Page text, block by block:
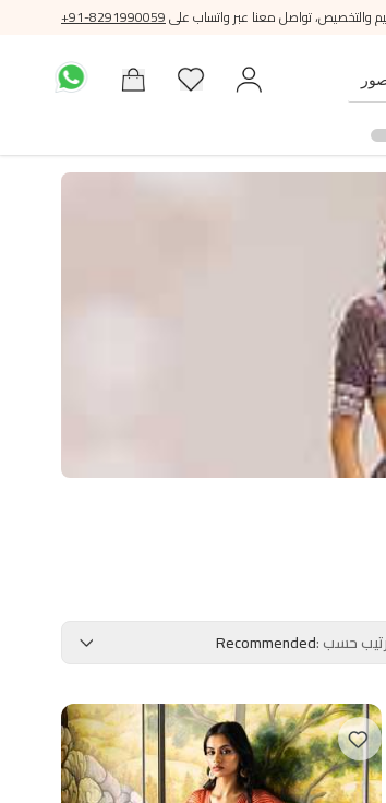
والتخصيص، تواصل معنا عبر واتساب على+91-8291990059
حسب:
Recommended